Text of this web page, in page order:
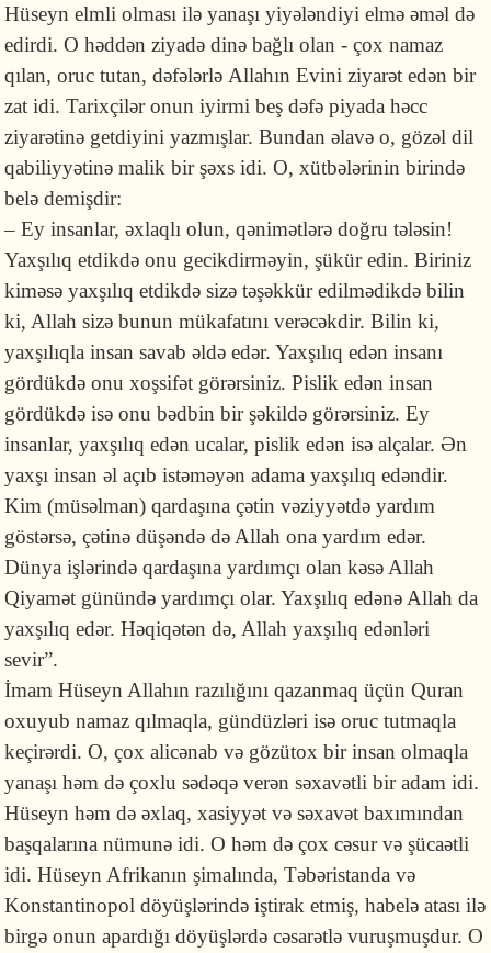
Hüseyn elmli olması ilə yanaşı yiyələndiyi elmə əməl də
edirdi. O həddən ziyadə dinə bağlı olan - çox namaz
qılan, oruc tutan, dəfələrlə Allahın Evini ziyarət edən bir
zat idi. Tarixçilər onun iyirmi beş dəfə piyada həcc
ziyarətinə getdiyini yazmışlar. Bundan əlavə o, gözəl dil
qabiliyyətinə malik bir şəxs idi. O, xütbələrinin birində
belə demişdir:
– Ey insanlar, əxlaqlı olun, qənimətlərə doğru tələsin!
Yaxşılıq etdikdə onu gecikdirməyin, şükür edin. Biriniz
kiməsə yaxşılıq etdikdə sizə təşəkkür edilmədikdə bilin
ki, Allah sizə bunun mükafatını verəcəkdir. Bilin ki,
yaxşılıqla insan savab əldə edər. Yaxşılıq edən insanı
gördükdə onu xoşsifət görərsiniz. Pislik edən insan
gördükdə isə onu bədbin bir şəkildə görərsiniz. Ey
insanlar, yaxşılıq edən ucalar, pislik edən isə alçalar. Ən
yaxşı insan əl açıb istəməyən adama yaxşılıq edəndir.
Kim (müsəlman) qardaşına çətin vəziyyətdə yardım
göstərsə, çətinə düşəndə də Allah ona yardım edər.
Dünya işlərində qardaşına yardımçı olan kəsə Allah
Qiyamət günündə yardımçı olar. Yaxşılıq edənə Allah da
yaxşılıq edər. Həqiqətən də, Allah yaxşılıq edənləri
sevir”.
İmam Hüseyn Allahın razılığını qazanmaq üçün Quran
oxuyub namaz qılmaqla, gündüzləri isə oruc tutmaqla
keçirərdi. O, çox alicənab və gözütox bir insan olmaqla
yanaşı həm də çoxlu sədəqə verən səxavətli bir adam idi.
Hüseyn həm də əxlaq, xasiyyət və səxavət baxımından
başqalarına nümunə idi. O həm də çox cəsur və şücaətli
idi. Hüseyn Afrikanın şimalında, Təbəristanda və
Konstantinopol döyüşlərində iştirak etmiş, habelə atası ilə
birgə onun apardığı döyüşlərdə cəsarətlə vuruşmuşdur. O